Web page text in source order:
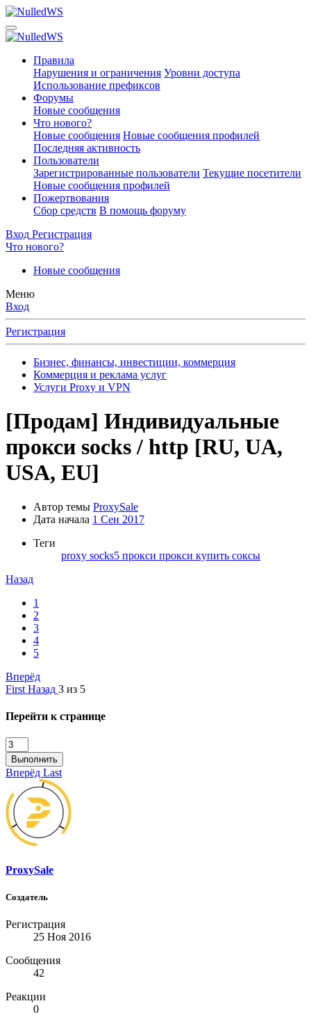
Правила
Нарушения и ограничения Уровни доступа
Использование префиксов
Форумы
Новые сообщения
Что нового?
Новые сообщения Новые сообщения профилей
Последняя активность
Пользователи
Зарегистрированные пользователи Текущие посетители
Новые сообщения профилей
Пожертвования
Сбор средств В помощь форуму
Вход Регистрация
Что нового?
Новые сообщения
Меню
Вход
Регистрация
Бизнес, финансы, инвестиции, коммерция
Коммерция и реклама услуг
Услуги Proxy и VPN
[Продам] Индивидуальные
прокси socks / http [RU, UA,
USA, EU]
Автор темы ProxySale
Дата начала 1 Сен 2017
Теги
proxy socks5 прокси прокси купить соксы
Назад
1
2
3
4
5
Вперёд
First Назад 3 из 5
Перейти к странице
Выполнить
Вперёд Last
ProxySale
Создатель
Регистрация
25 Ноя 2016
Сообщения
42
Реакции
0